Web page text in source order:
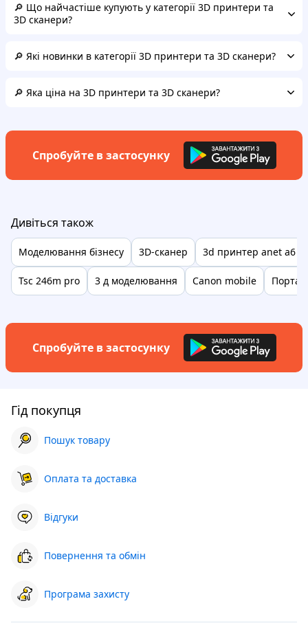
🔎 Що найчастіше купують у категорії 3D принтери та
3D сканери?
🔎 Які новинки в категорії 3D принтери та 3D сканери?
🔎 Яка ціна на 3D принтери та 3D сканери?
Спробуйте в застосунку
Дивіться також
Моделювання бізнесу 3D-сканер 3d принтер anet a6
Tsc 246m pro 3 д моделювання Canon mobile
Спробуйте в застосунку
Гід покупця
Пошук товару
Оплата та доставка
Відгуки
Повернення та обмін
Програма захисту